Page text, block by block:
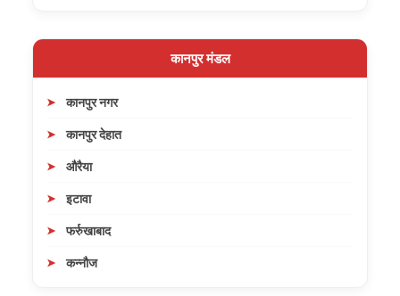
कानपुर मंडल
कानपुर नगर
कानपुर देहात
औरैया
इटावा
फर्रुखाबाद
कन्नौज